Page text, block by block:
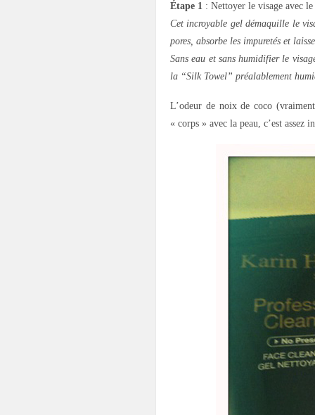
Étape 1 : Nettoyer le visage avec
Cet incroyable gel démaquille le
pores, absorbe les impuretés et
Sans eau et sans humidifier le
la “Silk Towel” préalablement
L’odeur de noix de coco
« corps » avec la peau, c’est assez